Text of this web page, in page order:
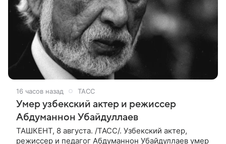
16 часов назад ТАСС
Умер узбекский актер и режиссер
Абдуманнон Убайдуллаев
ТАШКЕНТ, 8 августа. /ТАСС/. Узбекский актер,
режиссер и педагог Абдуманнон Убайдуллаев умер